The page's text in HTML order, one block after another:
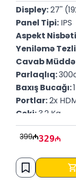
Displey: 27''
Panel Tipi: IPS
Aspekt
Yeniləmə
Cavab
Parlaqlıq:
Baxış Bucağı:
Portlar: 2x
Çəki: 3.2 Kq
P/N: 94F46E9
Zəmanət: 12 Ay
399 329